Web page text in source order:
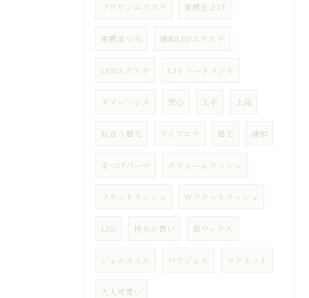
ブラウンエクステ 束感仕上げ
束感まつ毛 浦和LEDエクステ
LEDエクステ L3トリートメント
ダメージレス 安心 上手 上品
似合う眉毛 アイブロウ 眉毛 浦和
まつげパーマ ボリュームラッシュ
フラットラッシュ Wフラットラッシュ
LED 持ちが良い 眉ワックス
ジェルネイル パラジェル マグネット
大人可愛い